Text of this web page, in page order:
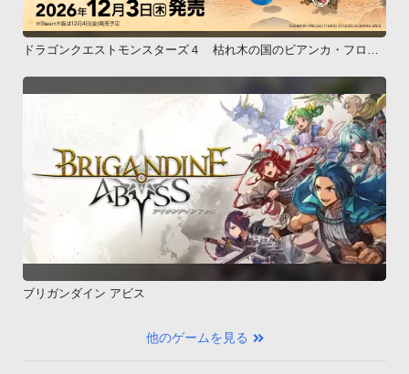
ドラゴンクエストモンスターズ４ 枯れ木の国のビアンカ・フロー
ブリガンダイン アビス
他のゲームを見る